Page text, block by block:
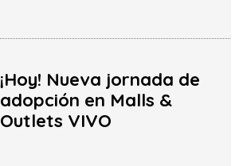
¡Hoy! Nueva jornada de
adopción en Malls &
Outlets VIVO